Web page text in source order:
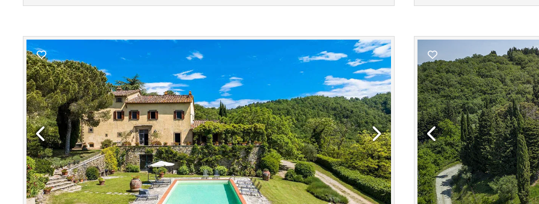
Previous Next Previous